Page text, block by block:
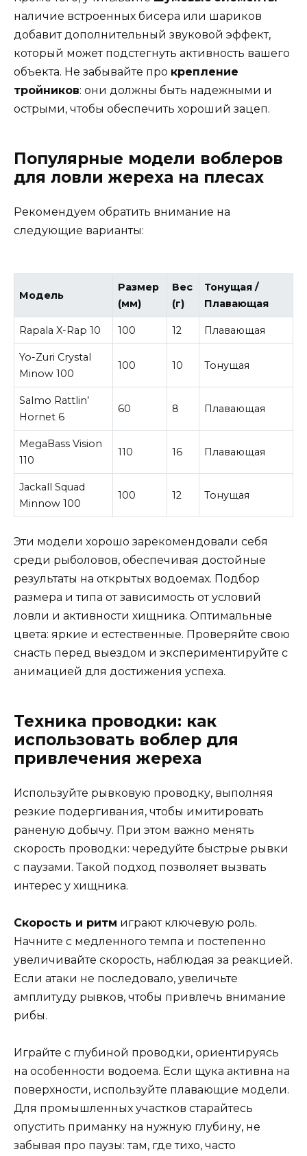
наличие встроенных бисера или шариков
добавит дополнительный звуковой эффект,
который может подстегнуть активность вашего
объекта. Не забывайте про крепление
тройников: они должны быть надежными и
острыми, чтобы обеспечить хороший зацеп.
Популярные модели воблеров
для ловли жереха на плесах
Рекомендуем обратить внимание на
следующие варианты:
Модель
Размер
(мм)
Вес
(г)
Тонущая /
Плавающая
Rapala X-Rap 10 100 12 Плавающая
Yo-Zuri Crystal
Minow 100
100 10 Тонущая
Salmo Rattlin’
Hornet 6
60 8 Плавающая
MegaBass Vision
110
110 16 Плавающая
Jackall Squad
Minnow 100
100 12 Тонущая
Эти модели хорошо зарекомендовали себя
среди рыболовов, обеспечивая достойные
результаты на открытых водоемах. Подбор
размера и типа от зависимость от условий
ловли и активности хищника. Оптимальные
цвета: яркие и естественные. Проверяйте свою
снасть перед выездом и экспериментируйте с
анимацией для достижения успеха.
Техника проводки: как
использовать воблер для
привлечения жереха
Используйте рывковую проводку, выполняя
резкие подергивания, чтобы имитировать
раненую добычу. При этом важно менять
скорость проводки: чередуйте быстрые рывки
с паузами. Такой подход позволяет вызвать
интерес у хищника.
Скорость и ритм играют ключевую роль.
Начните с медленного темпа и постепенно
увеличивайте скорость, наблюдая за реакцией.
Если атаки не последовало, увеличьте
амплитуду рывков, чтобы привлечь внимание
рибы.
Играйте с глубиной проводки, ориентируясь
на особенности водоема. Если щука активна на
поверхности, используйте плавающие модели.
Для промышленных участков старайтесь
опустить приманку на нужную глубину, не
забывая про паузы: там, где тихо, часто